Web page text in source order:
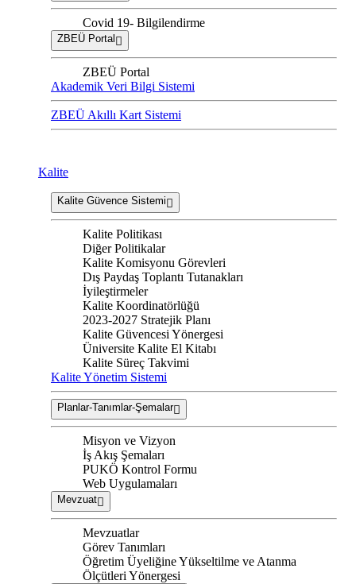
Covid 19- Bilgilendirme
ZBEÜ Portal
ZBEÜ Portal
Akademik Veri Bilgi Sistemi
ZBEÜ Akıllı Kart Sistemi
Kalite
Kalite Güvence Sistemi
Kalite Politikası
Diğer Politikalar
Kalite Komisyonu Görevleri
Dış Paydaş Toplantı Tutanakları
İyileştirmeler
Kalite Koordinatörlüğü
2023-2027 Stratejik Planı
Kalite Güvencesi Yönergesi
Üniversite Kalite El Kitabı
Kalite Süreç Takvimi
Kalite Yönetim Sistemi
Planlar-Tanımlar-Şemalar
Misyon ve Vizyon
İş Akış Şemaları
PUKÖ Kontrol Formu
Web Uygulamaları
Mevzuat
Mevzuatlar
Görev Tanımları
Öğretim Üyeliğine Yükseltilme ve Atanma
Ölçütleri Yönergesi